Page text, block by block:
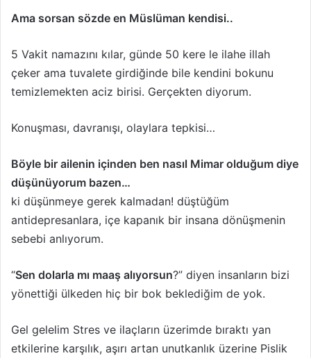
Ama sorsan sözde en Müslüman kendisi..
5 Vakit namazını kılar, günde 50 kere le ilahe illah
çeker ama tuvalete girdiğinde bile kendini bokunu
temizlemekten aciz birisi. Gerçekten diyorum.
Konuşması, davranışı, olaylara tepkisi…
Böyle bir ailenin içinden ben nasıl Mimar olduğum diye
düşünüyorum bazen…
ki düşünmeye gerek kalmadan! düştüğüm
antidepresanlara, içe kapanık bir insana dönüşmenin
sebebi anlıyorum.
“Sen dolarla mı maaş alıyorsun?” diyen insanların bizi
yönettiği ülkeden hiç bir bok beklediğim de yok.
Gel gelelim Stres ve ilaçların üzerimde bıraktı yan
etkilerine karşılık, aşırı artan unutkanlık üzerine Pislik